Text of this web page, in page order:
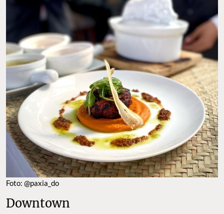
Foto: @paxia_do
Downtown